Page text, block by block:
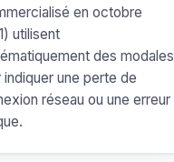
en octobre
utilisent
des modales
indiquer une perte de
réseau ou une erreur